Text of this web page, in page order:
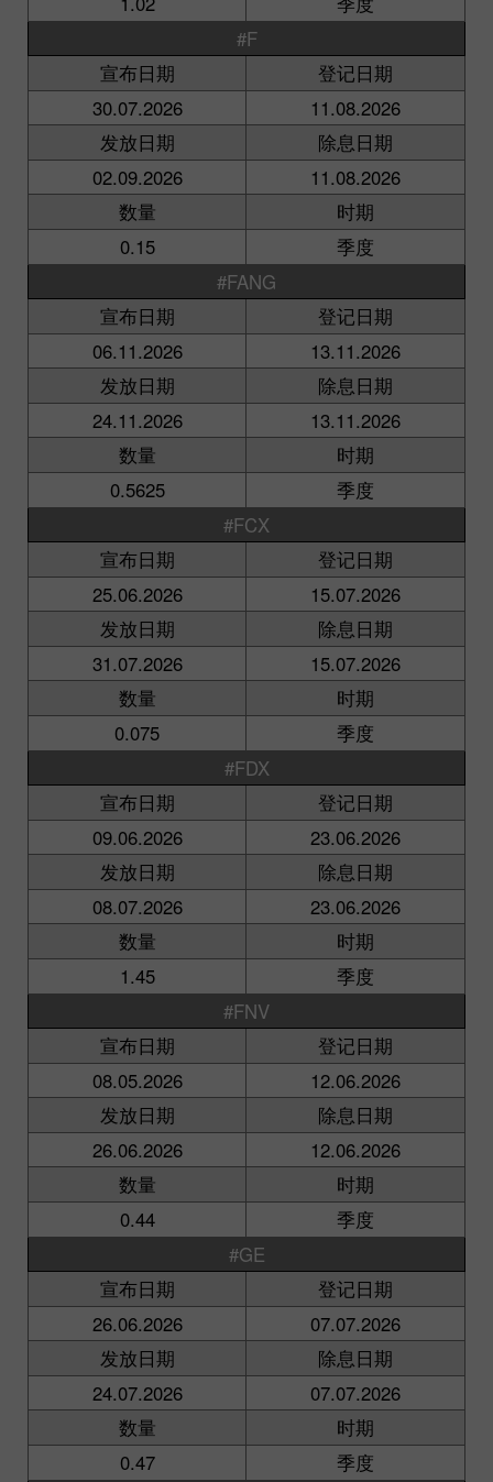
#F
宣布日期
登记日期
30.07.2026
11.08.2026
发放日期
除息日期
02.09.2026
11.08.2026
数量
时期
0.15
季度
#FANG
宣布日期
登记日期
06.11.2026
13.11.2026
发放日期
除息日期
24.11.2026
13.11.2026
数量
时期
0.5625
季度
#FCX
宣布日期
登记日期
25.06.2026
15.07.2026
发放日期
除息日期
31.07.2026
15.07.2026
数量
时期
0.075
季度
#FDX
宣布日期
登记日期
09.06.2026
23.06.2026
发放日期
除息日期
08.07.2026
23.06.2026
数量
时期
1.45
季度
#FNV
宣布日期
登记日期
08.05.2026
12.06.2026
发放日期
除息日期
26.06.2026
12.06.2026
数量
时期
0.44
季度
#GE
宣布日期
登记日期
26.06.2026
07.07.2026
发放日期
除息日期
24.07.2026
07.07.2026
数量
时期
0.47
季度